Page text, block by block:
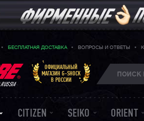
БЕСПЛАТНАЯ ДОСТАВКА ВОПРОСЫ И ОТВЕТЫ
RUSSIA
ОФИЦИАЛЬНЫЙ
МАГАЗИН G-SHOCK
В РОССИИ
CITIZEN SEIKO ORIENT